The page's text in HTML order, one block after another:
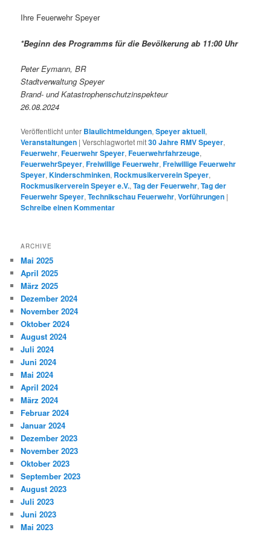
Ihre Feuerwehr Speyer
*Beginn des Programms für die Bevölkerung ab 11:00 Uhr
Peter Eymann, BR
Stadtverwaltung Speyer
Brand- und Katastrophenschutzinspekteur
26.08.2024
Veröffentlicht unter Blaulichtmeldungen,Speyer aktuell,
Veranstaltungen |Verschlagwortet mit30 Jahre RMV Speyer,
Feuerwehr,Feuerwehr Speyer,Feuerwehrfahrzeuge,
FeuerwehrSpeyer,Freiwillige Feuerwehr,Freiwillige Feuerwehr
Speyer,Kinderschminken, Rockmusikerverein Speyer,
Rockmusikerverein Speyer e.V.,Tag der Feuerwehr,Tag der
Feuerwehr Speyer,Technikschau Feuerwehr,Vorführungen |
Schreibe einen Kommentar
ARCHIVE
Mai 2025
April 2025
März 2025
Dezember 2024
November 2024
Oktober 2024
August 2024
Juli 2024
Juni 2024
Mai 2024
April 2024
März 2024
Februar 2024
Januar 2024
Dezember 2023
November 2023
Oktober 2023
September 2023
August 2023
Juli 2023
Juni 2023
Mai 2023